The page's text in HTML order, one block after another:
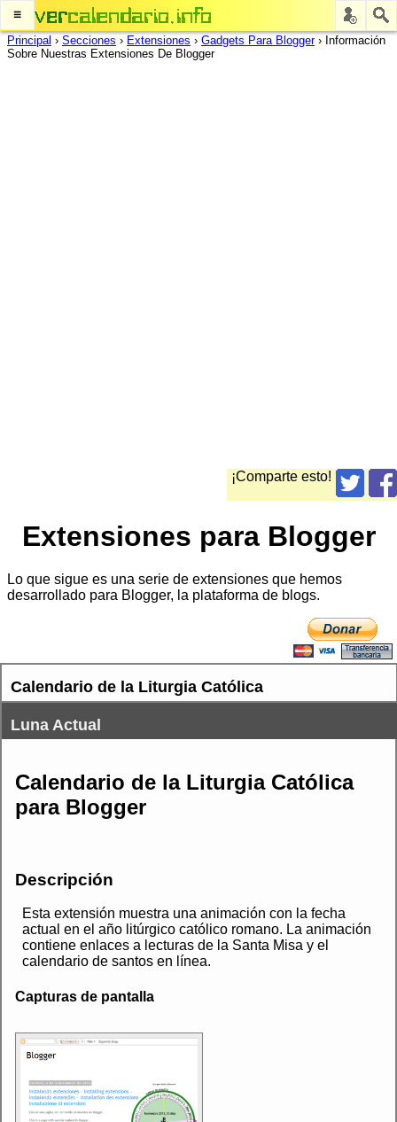
≡
Principal › Secciones › Extensiones › Gadgets Para Blogger› Información
Sobre Nuestras Extensiones De Blogger
¡Comparte esto!
Extensiones para Blogger
Lo que sigue es una serie de extensiones que hemos
desarrollado para Blogger, la plataforma de blogs.
Calendario de la Liturgia Católica
Luna Actual
Calendario de la Liturgia Católica
para Blogger
Descripción
Esta extensión muestra una animación con la fecha
actual en el año litúrgico católico romano. La animación
contiene enlaces a lecturas de la Santa Misa y el
calendario de santos en línea.
Capturas de pantalla